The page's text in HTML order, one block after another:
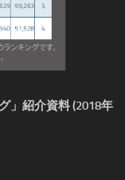
」紹介資料 (2018年